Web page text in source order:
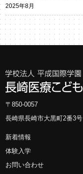
2025年8月
〒850-0057
長崎県長崎市大黒町2番3号
新着情報
体験入学
お問い合わせ